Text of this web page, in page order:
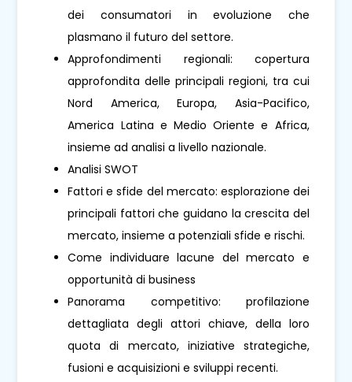
dei consumatori in evoluzione che
plasmano il futuro del settore.
Approfondimenti regionali: copertura
approfondita delle principali regioni, tra cui
Nord America, Europa, Asia-Pacifico,
America Latina e Medio Oriente e Africa,
insieme ad analisi a livello nazionale.
Analisi SWOT
Fattori e sfide del mercato: esplorazione dei
principali fattori che guidano la crescita del
mercato, insieme a potenziali sfide e rischi.
Come individuare lacune del mercato e
opportunità di business
Panorama competitivo: profilazione
dettagliata degli attori chiave, della loro
quota di mercato, iniziative strategiche,
fusioni e acquisizioni e sviluppi recenti.